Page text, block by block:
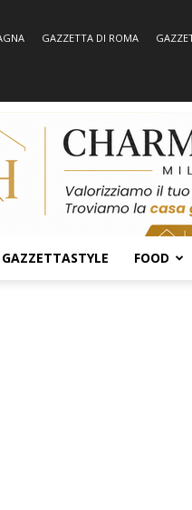
GAZZETTA DI ROMA
GAZZETTASTYLE FOOD